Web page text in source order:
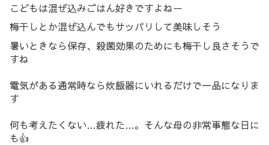
こどもは混ぜ込みごはん好きですよねー
梅干しとか混ぜ込んでもサッパリして美味しそう
暑いときなら保存、殺菌効果のためにも梅干し良さそうで
すね
電気がある通常時なら炊飯器にいれるだけで一品になりま
す
何も考えたくない…疲れた…。そんな母の非常事態な日に
も👍